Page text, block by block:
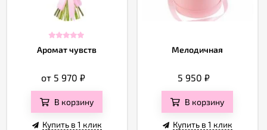
Аромат чувств
от 5 970₽
В корзину
Купить в 1 клик
Мелодичная
5 950₽
В корзину
Купить в 1 клик